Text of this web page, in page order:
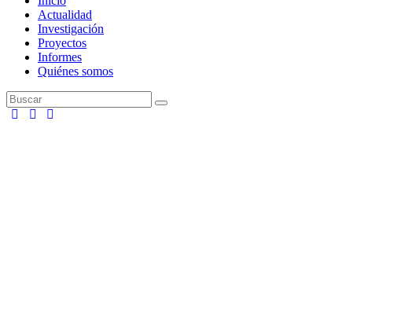
Actualidad
Investigación
Proyectos
Informes
Quiénes somos